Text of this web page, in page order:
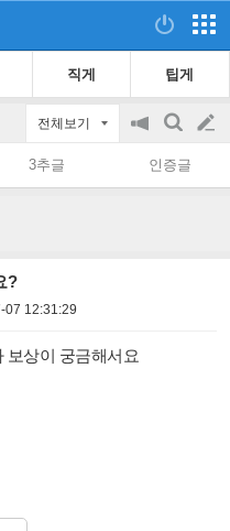
직게 팁게
전체보기
공
on/off
검
색
글
쓰
3추글 인증글
?
07 12:31:29
보상이 궁금해서요